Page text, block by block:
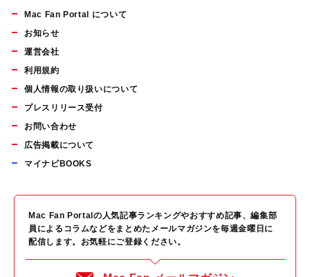
Mac Fan Portal について
お知らせ
運営会社
利用規約
個人情報の取り扱いについて
プレスリリース受付
お問い合わせ
広告掲載について
マイナビBOOKS
Mac Fan Portalの人気記事ランキングやおすすめ記事、編集部
員によるコラムなどをまとめたメールマガジンを毎週金曜日に
配信します。お気軽にご登録ください。